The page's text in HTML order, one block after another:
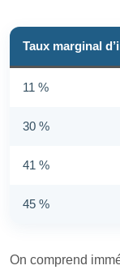
Taux marginal
11 %
30 %
41 %
45 %
On comprend